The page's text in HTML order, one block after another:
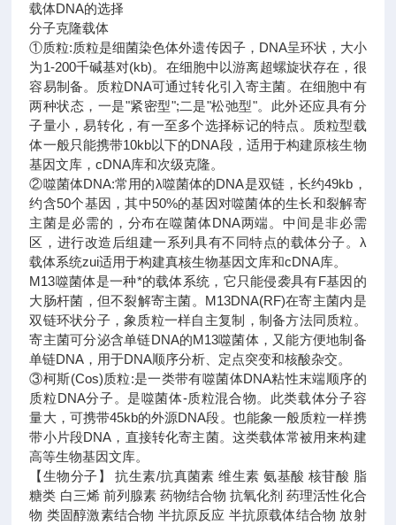
载体DNA的选择
分子克隆载体
①质粒:质粒是细菌染色体外遗传因子，DNA呈环状，大小
为1-200千碱基对(kb)。在细胞中以游离超螺旋状存在，很
容易制备。质粒DNA可通过转化引入寄主菌。在细胞中有
两种状态，一是"紧密型";二是"松弛型"。此外还应具有分
子量小，易转化，有一至多个选择标记的特点。质粒型载
体一般只能携带10kb以下的DNA段，适用于构建原核生物
基因文库，cDNA库和次级克隆。
②噬菌体DNA:常用的λ噬菌体的DNA是双链，长约49kb，
约含50个基因，其中50%的基因对噬菌体的生长和裂解寄
主菌是必需的，分布在噬菌体DNA两端。中间是非必需
区，进行改造后组建一系列具有不同特点的载体分子。λ
载体系统zui适用于构建真核生物基因文库和cDNA库。
M13噬菌体是一种*的载体系统，它只能侵袭具有F基因的
大肠杆菌，但不裂解寄主菌。M13DNA(RF)在寄主菌内是
双链环状分子，象质粒一样自主复制，制备方法同质粒。
寄主菌可分泌含单链DNA的M13噬菌体，又能方便地制备
单链DNA，用于DNA顺序分析、定点突变和核酸杂交。
③柯斯(Cos)质粒:是一类带有噬菌体DNA粘性末端顺序的
质粒DNA分子。是噬菌体-质粒混合物。此类载体分子容
量大，可携带45kb的外源DNA段。也能象一般质粒一样携
带小片段DNA，直接转化寄主菌。这类载体常被用来构建
高等生物基因文库。
【生物分子】 抗生素/抗真菌素 维生素 氨基酸 核苷酸 脂
糖类 白三烯 前列腺素 药物结合物 抗氧化剂 药理活性化合
物 类固醇激素结合物 半抗原反应 半抗原载体结合物 放射